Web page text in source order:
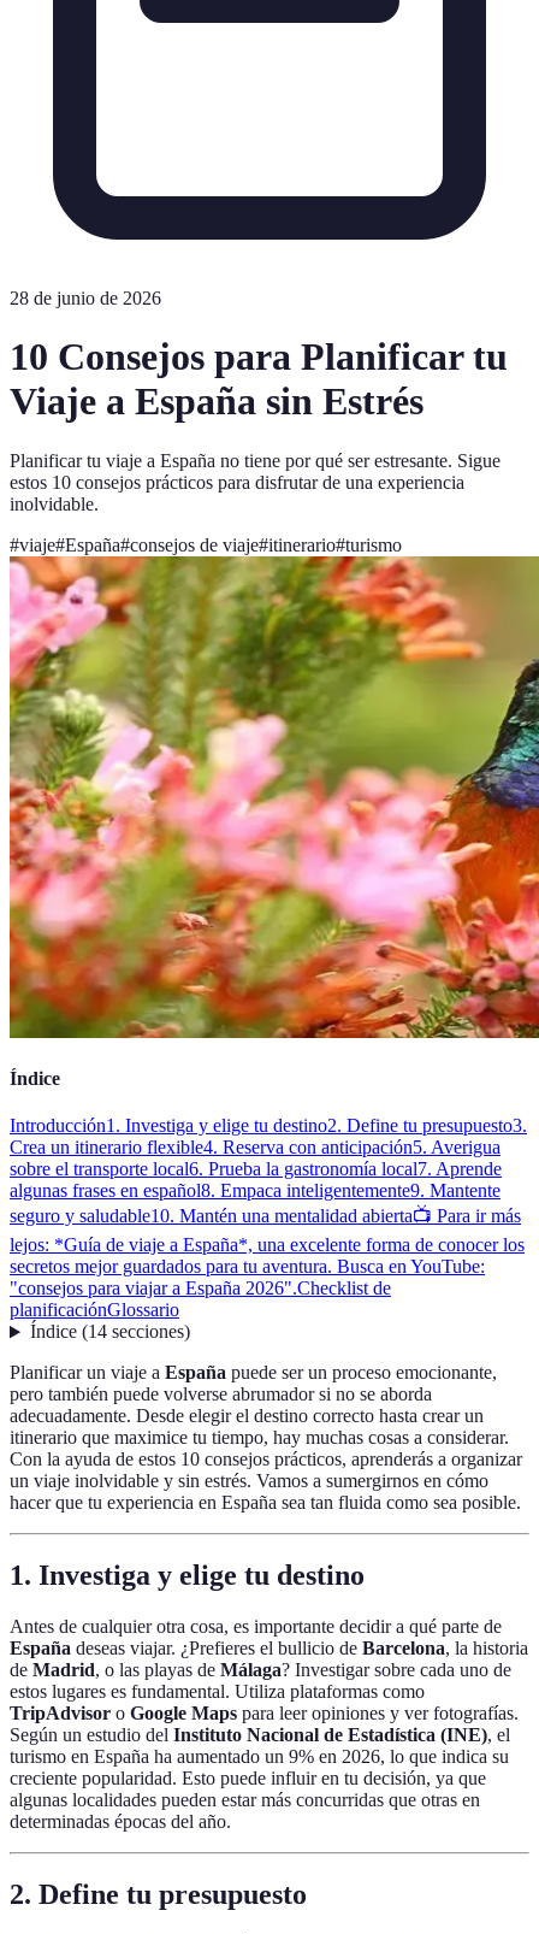
28 de junio de 2026
10 Consejos para Planificar tu
Viaje a España sin Estrés
Planificar tu viaje a España no tiene por qué ser estresante. Sigue
estos 10 consejos prácticos para disfrutar de una experiencia
inolvidable.
#viaje#España#consejos de viaje#itinerario#turismo
Índice
Introducción1. Investiga y elige tu destino2. Define tu presupuesto3.
Crea un itinerario flexible4. Reserva con anticipación5. Averigua
sobre el transporte local6. Prueba la gastronomía local7. Aprende
algunas frases en español8. Empaca inteligentemente9. Mantente
seguro y saludable10. Mantén una mentalidad abierta📺 Para ir más
lejos: *Guía de viaje a España*, una excelente forma de conocer los
secretos mejor guardados para tu aventura. Busca en YouTube:
"consejos para viajar a España 2026".Checklist de
planificaciónGlossario
Índice(14 secciones)
Planificar un viaje a España puede ser un proceso emocionante,
pero también puede volverse abrumador si no se aborda
adecuadamente. Desde elegir el destino correcto hasta crear un
itinerario que maximice tu tiempo, hay muchas cosas a considerar.
Con la ayuda de estos 10 consejos prácticos, aprenderás a organizar
un viaje inolvidable y sin estrés. Vamos a sumergirnos en cómo
hacer que tu experiencia en España sea tan fluida como sea posible.
1. Investiga y elige tu destino
Antes de cualquier otra cosa, es importante decidir a qué parte de
España deseas viajar. ¿Prefieres el bullicio de Barcelona, la historia
de Madrid, o las playas de Málaga? Investigar sobre cada uno de
estos lugares es fundamental. Utiliza plataformas como
TripAdvisor o Google Maps para leer opiniones y ver fotografías.
Según un estudio del Instituto Nacional de Estadística (INE), el
turismo en España ha aumentado un 9% en 2026, lo que indica su
creciente popularidad. Esto puede influir en tu decisión, ya que
algunas localidades pueden estar más concurridas que otras en
determinadas épocas del año.
2. Define tu presupuesto